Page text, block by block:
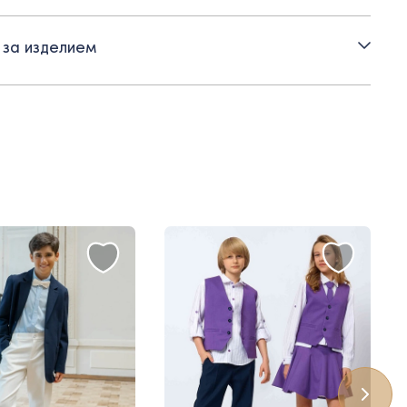
изделием